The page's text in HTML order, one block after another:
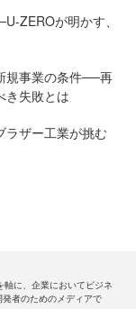
ZEROが明かす、
規事業の条件──再
き失敗とは
ラザー工業が挑む
軸に、企業においてビジネ
者のためのメディアで